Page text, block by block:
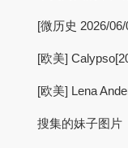
[微历史 2026/
[欧美]
[欧美] Lena
搜集的妹子图片